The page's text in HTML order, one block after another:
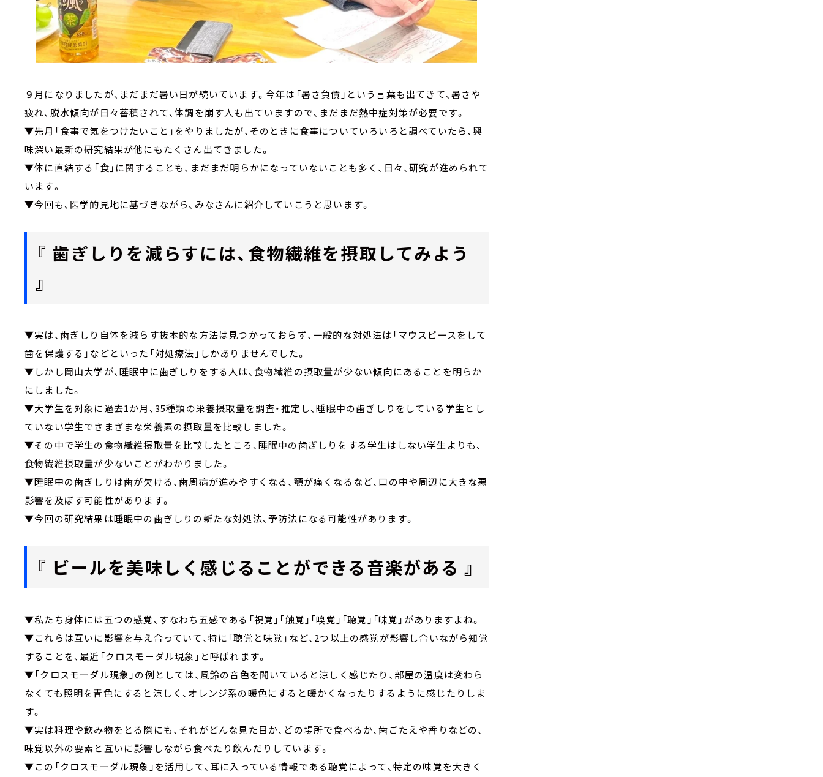
９月になりましたが、まだまだ暑い日が続いています。今年は「暑さ負債」という言葉も出てきて、暑さや
疲れ、脱水傾向が日々蓄積されて、体調を崩す人も出ていますので、まだまだ熱中症対策が必要です。
▼先月「食事で気をつけたいこと」をやりましたが、そのときに食事についていろいろと調べていたら、興
味深い最新の研究結果が他にもたくさん出てきました。
▼体に直結する「食」に関することも、まだまだ明らかになっていないことも多く、日々、研究が進められて
います。
▼今回も、医学的見地に基づきながら、みなさんに紹介していこうと思います。
『 歯ぎしりを減らすには、食物繊維を摂取してみよう
』
▼実は、歯ぎしり自体を減らす抜本的な方法は見つかっておらず、一般的な対処法は「マウスピースをして
歯を保護する」などといった「対処療法」しかありませんでした。
▼しかし岡山大学が、睡眠中に歯ぎしりをする人は、食物繊維の摂取量が少ない傾向にあることを明らか
にしました。
▼大学生を対象に過去1か月、35種類の栄養摂取量を調査・推定し、睡眠中の歯ぎしりをしている学生とし
ていない学生でさまざまな栄養素の摂取量を比較しました。
▼その中で学生の食物繊維摂取量を比較したところ、睡眠中の歯ぎしりをする学生はしない学生よりも、
食物繊維摂取量が少ないことがわかりました。
▼睡眠中の歯ぎしりは歯が欠ける、歯周病が進みやすくなる、顎が痛くなるなど、口の中や周辺に大きな悪
影響を及ぼす可能性があります。
▼今回の研究結果は睡眠中の歯ぎしりの新たな対処法、予防法になる可能性があります。
『 ビールを美味しく感じることができる音楽がある 』
▼私たち身体には五つの感覚、すなわち五感である「視覚」「触覚」「嗅覚」「聴覚」「味覚」がありますよね。
▼これらは互いに影響を与え合っていて、特に「聴覚と味覚」など、2つ以上の感覚が影響し合いながら知覚
することを、最近「クロスモーダル現象」と呼ばれます。
▼「クロスモーダル現象」の例としては、風鈴の音色を聞いていると涼しく感じたり、部屋の温度は変わら
なくても照明を青色にすると涼しく、オレンジ系の暖色にすると暖かくなったりするように感じたりしま
す。
▼実は料理や飲み物をとる際にも、それがどんな見た目か、どの場所で食べるか、歯ごたえや香りなどの、
味覚以外の要素と互いに影響しながら食べたり飲んだりしています。
▼この「クロスモーダル現象」を活用して、耳に入っている情報である聴覚によって、特定の味覚を大きく